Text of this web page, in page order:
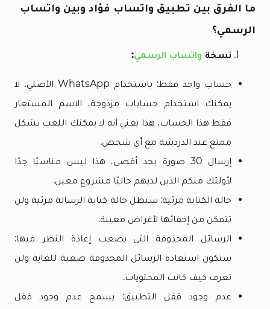
ما الفرق بين تطبيق واتساب فؤاد وبين واتساب
الرسمي؟
نسخة واتساب الرسمي:
حساب واحد فقط: باستخدام WhatsApp الأصلي، لا
يمكنك استخدام حسابات مزدوجة، الاسم المستعار
فقط هذا الحساب، هذا يعني أنه لا يمكنك اللعب بشكل
ممتع عند الدردشة مع أي شخص.
إرسال 30 صورة بحد أقصى، هذا ليس مناسبًا جدًا
لأولئك منكم الذين لديهم حاليًا مشروع معين.
حالة الكتابة مرئية: ستظل حالة كتابة الرسالة مرئية ولن
تتمكن من إخفائها لأغراض معينة.
الرسائل المحذوفة التي يصعب إعادة النظر فيها:
ستكون استعادة الرسائل المحذوفة صعبة للغاية ولن
تعرف كيف كانت المحتويات.
عدم وجود قفل التطبيق: يسمح عدم وجود قفل